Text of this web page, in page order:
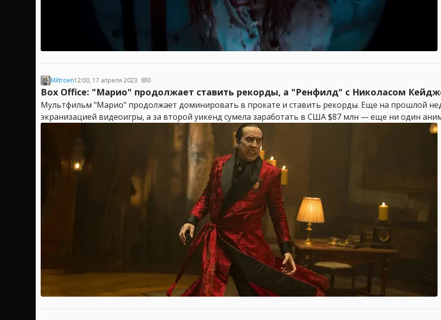
Miltroen12:00, 17 апреля 2023 0
Box Office: "Марио" продолжает ставить рекорды, а "Ренфилд" с Николасом
Мультфильм "Марио" продолжает доминировать в прокате и ставить рекорды. Еще на прошлой
экранизацией видеоигры, а за второй уикенд сумела заработать в США $87 млн — еще ни один